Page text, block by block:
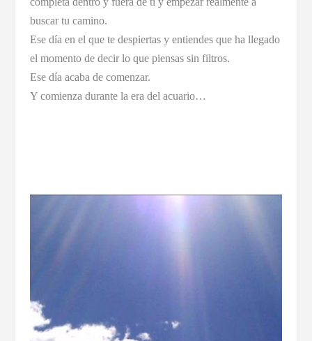
buscar tu camino.
Ese día en el que te despiertas y entiendes que ha llegado
el momento de decir lo que piensas sin filtros.
Ese día acaba de comenzar.
Y comienza durante la era del acuario…